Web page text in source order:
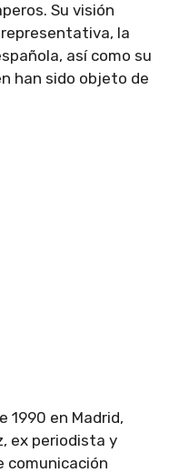
Su visión
la
así como su
han sido objeto de
1990 en Madrid,
ex periodista y
comunicación